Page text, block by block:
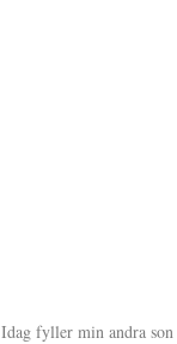
Idag fyller min andra